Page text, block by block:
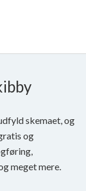
skemaet, og
og
meget mere.